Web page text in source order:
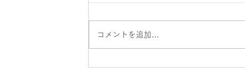
課題から、お気に入りが作れ
コメントを追加…